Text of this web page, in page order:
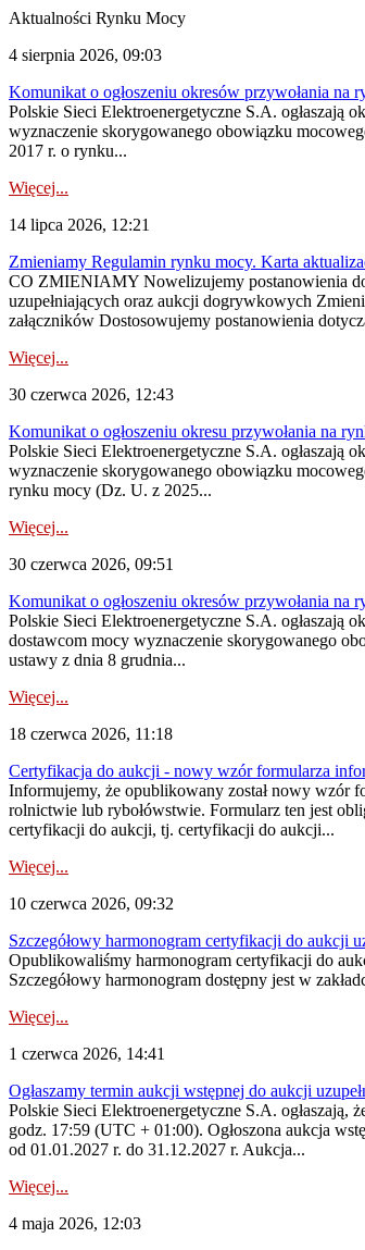
Aktualności Rynku Mocy
4 sierpnia 2026, 09:03
Komunikat o ogłoszeniu okresów przywołania na
Polskie Sieci Elektroenergetyczne S.A. ogłaszają
wyznaczenie skorygowanego obowiązku
2017 r. o rynku...
Więcej...
14 lipca 2026, 12:21
Zmieniamy Regulamin rynku mocy. Karta
CO ZMIENIAMY Nowelizujemy postanowienia
uzupełniających oraz aukcji dogrywkowych
załączników Dostosowujemy postanowienia
Więcej...
30 czerwca 2026, 12:43
Komunikat o ogłoszeniu okresu przywołania na
Polskie Sieci Elektroenergetyczne S.A. ogłaszają
wyznaczenie skorygowanego obowiązku
rynku mocy (Dz. U. z 2025...
Więcej...
30 czerwca 2026, 09:51
Komunikat o ogłoszeniu okresów przywołania na
Polskie Sieci Elektroenergetyczne S.A. ogłaszają
dostawcom mocy wyznaczenie skorygowanego
ustawy z dnia 8 grudnia...
Więcej...
18 czerwca 2026, 11:18
Certyfikacja do aukcji - nowy wzór formularza
Informujemy, że opublikowany został nowy wzór
rolnictwie lub rybołówstwie. Formularz ten jest
certyfikacji do aukcji, tj. certyfikacji do aukcji...
Więcej...
10 czerwca 2026, 09:32
Szczegółowy harmonogram certyfikacji do aukcji
Opublikowaliśmy harmonogram certyfikacji do
Szczegółowy harmonogram dostępny jest w
Więcej...
1 czerwca 2026, 14:41
Ogłaszamy termin aukcji wstępnej do aukcji
Polskie Sieci Elektroenergetyczne S.A. ogłaszają,
godz. 17:59 (UTC + 01:00). Ogłoszona aukcja
od 01.01.2027 r. do 31.12.2027 r. Aukcja...
Więcej...
4 maja 2026, 12:03